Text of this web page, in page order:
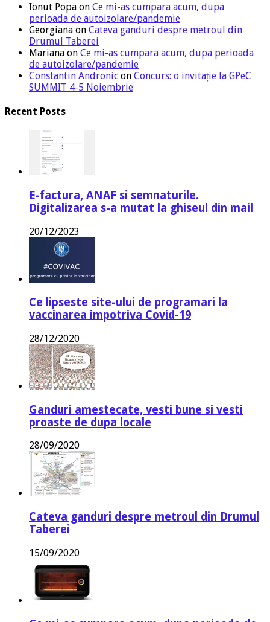
Ionut Popa on Ce mi-as cumpara acum, dupa
perioada de autoizolare/pandemie
Georgiana on Cateva ganduri despre metroul din
Drumul Taberei
Mariana on Ce mi-as cumpara acum, dupa perioada
de autoizolare/pandemie
Constantin Andronic on Concurs: o invitație la GPeC
SUMMIT 4-5 Noiembrie
Recent Posts
E-factura, ANAF si semnaturile.
Digitalizarea s-a mutat la ghiseul din mail
20/12/2023
Ce lipseste site-ului de programari la
vaccinarea impotriva Covid-19
28/12/2020
Ganduri amestecate, vesti bune si vesti
proaste de dupa locale
28/09/2020
Cateva ganduri despre metroul din Drumul
Taberei
15/09/2020